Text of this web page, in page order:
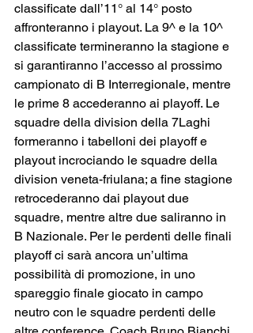
classificate dall’11° al 14° posto
affronteranno i playout. La 9^ e la 10^
classificate termineranno la stagione e
si garantiranno l’accesso al prossimo
campionato di B Interregionale, mentre
le prime 8 accederanno ai playoff. Le
squadre della division della 7Laghi
formeranno i tabelloni dei playoff e
playout incrociando le squadre della
division veneta-friulana; a fine stagione
retrocederanno dai playout due
squadre, mentre altre due saliranno in
B Nazionale. Per le perdenti delle finali
playoff ci sarà ancora un’ultima
possibilità di promozione, in uno
spareggio finale giocato in campo
neutro con le squadre perdenti delle